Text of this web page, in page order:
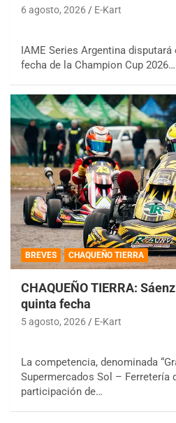
6 agosto, 2026 E-Kart
IAME Series Argentina disputará
fecha de la Champion Cup 2026…
BREVES CHAQUEÑO TIERRA
CHAQUEÑO TIERRA:
quinta fecha
5 agosto, 2026 E-Kart
La competencia, denominada
Supermercados Sol – Ferretería
participación de…